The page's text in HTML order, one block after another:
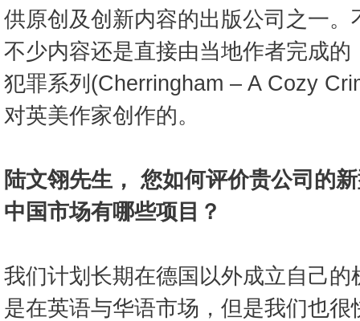
供原创及创新内容的出版公司之一
不少内容还是直接由当地作者完成
犯罪系列(Cherringham – A Cozy
对英美作家创作的。
陆文翎先生， 您如何评价贵公司的
中国市场有哪些项目？
我们计划长期在德国以外成立自己
是在英语与华语市场，但是我们也